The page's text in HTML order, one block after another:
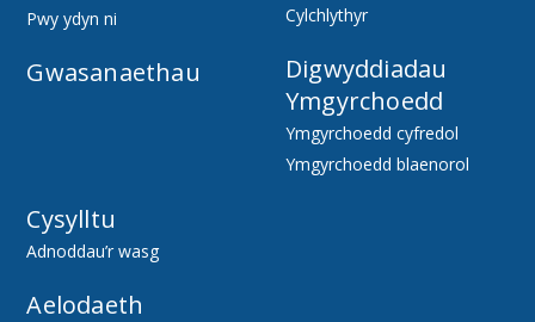
Pwy ydyn ni
Gwasanaethau
Cylchlythyr
Digwyddiadau
Ymgyrchoedd
Ymgyrchoedd cyfredol
Ymgyrchoedd blaenorol
Cysylltu
Adnoddau’r wasg
Aelodaeth